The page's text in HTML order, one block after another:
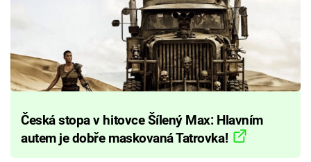
Česká stopa v hitovce Šílený Max: Hlavním
autem je dobře maskovaná Tatrovka!